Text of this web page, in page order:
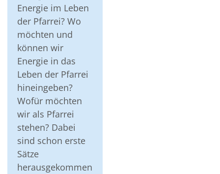
Energie im Leben
der Pfarrei? Wo
möchten und
können wir
Energie in das
Leben der Pfarrei
hineingeben?
Wofür möchten
wir als Pfarrei
stehen? Dabei
sind schon erste
Sätze
herausgekommen